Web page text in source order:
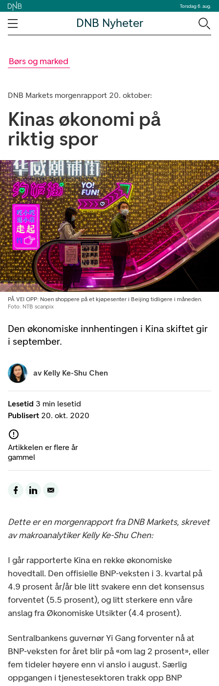
Torsdag 6. aug.
DNB Nyheter
Børs og marked
DNB Markets morgenrapport 20. oktober:
Kinas økonomi på
riktig spor
Den økonomiske innhentingen i Kina skiftet gir
i september.
PÅ VEI OPP: Noen shoppere på et kjøpesenter i Beijing tidligere i måneden.
Foto: NTB scanpix
Lesetid 3 min lesetid
Publisert 20. okt. 2020
Artikkelen er flere år
gammel
av Kelly Ke-Shu Chen
Dette er en morgenrapport fra DNB Markets, skrevet
av makroanalytiker Kelly Ke-Shu Chen:
I går rapporterte Kina en rekke økonomiske
hovedtall. Den offisielle BNP-veksten i 3. kvartal på
4.9 prosent år/år ble litt svakere enn det konsensus
forventet (5.5 prosent), og litt sterkere enn våre
anslag fra Økonomiske Utsikter (4.4 prosent).
Sentralbankens guvernør Yi Gang forventer nå at
BNP-veksten for året blir på «om lag 2 prosent», eller
fem tideler høyere enn vi anslo i august. Særlig
oppgangen i tjenestesektoren trakk opp BNP